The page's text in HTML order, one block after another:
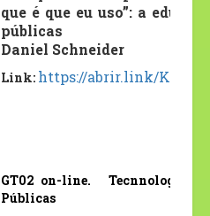
que é que eu uso”: a
públicas
Daniel Schneider
Link: https://abrir.link/KnTbz
GT02 on-line. Tecnnologias de
Públicas